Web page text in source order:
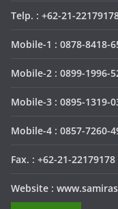
Telp. : +62-21-
Mobile-1 : 0878-8418-
Mobile-2 : 0899-1996-
Mobile-3 : 0895-1319-
Mobile-4 : 0857-7260-
Fax. : +62-21-22179178
Website :